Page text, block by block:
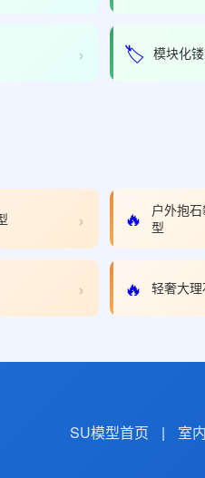
› 🏷️ 模块化
› 🔥
户外抱
型
› 🔥 轻奢大
SU模型首页
| 室内